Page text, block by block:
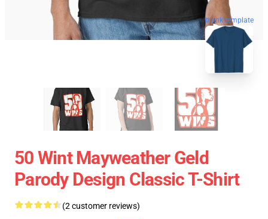
blank template
50 Wint Mayweather Geld
Parody Design Classic T-Shirt
(2 customer reviews)